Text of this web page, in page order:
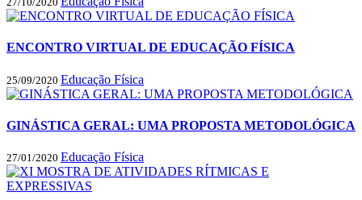
ENCONTRO VIRTUAL DE EDUCAÇÃO FÍSICA
25/09/2020 Educação Física
GINÁSTICA GERAL: UMA PROPOSTA METODOLÓGICA
27/01/2020 Educação Física